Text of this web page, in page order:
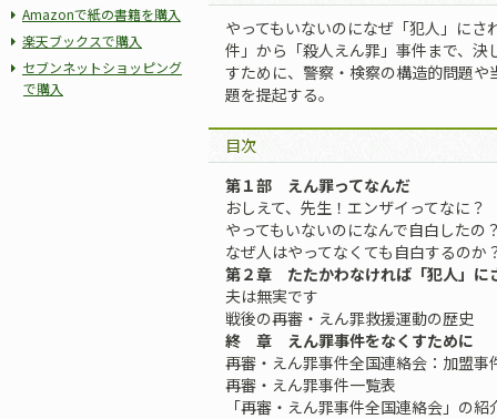
Amazonで紙の書籍を購入
楽天ブックスで購入
セブンネットショッピング
で購入
やってもいないのになぜ「犯人」に
件」から「殺人えん罪」事件まで、
すために、警察・検察の構造的問題
題を提起する。
目次
第１部 えん罪ってなんだ
おしえて、先生！エンザイってなに？
やってもいないのになんで自白したの
なぜ人はやってなくても自白するのか
第２章 たたかわなければ「犯人」に
夫は無実です
戦後の再審・えん罪救援運動の歴史
終 章 えん罪事件をなくすために
再審・えん罪事件全国連絡会：加盟事
再審・えん罪事件一覧表
「再審・えん罪事件全国連絡会」の紹